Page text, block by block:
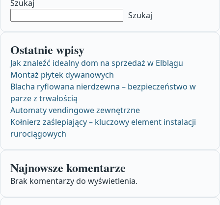
Szukaj
Szukaj
Ostatnie wpisy
Jak znaleźć idealny dom na sprzedaż w Elblągu
Montaż płytek dywanowych
Blacha ryflowana nierdzewna – bezpieczeństwo w
parze z trwałością
Automaty vendingowe zewnętrzne
Kołnierz zaślepiający – kluczowy element instalacji
rurociągowych
Najnowsze komentarze
Brak komentarzy do wyświetlenia.